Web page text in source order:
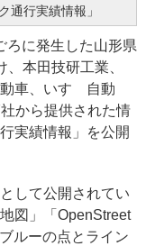
通行実績情報」
に発生した山形県
本田技研工業、
車、いすゞ自動
から提供された情
実績情報」を公開
して公開されてい
図」「OpenStreet
ルーの点とライン